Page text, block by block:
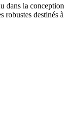
dans la conception
robustes destinés à